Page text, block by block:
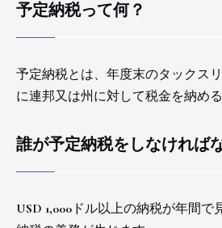
予定納税って何？
予定納税とは、年度末のタックス
に連邦又は州に対して税金を納め
誰が予定納税をしなければ
USD 1,000ドル以上の納税が年間